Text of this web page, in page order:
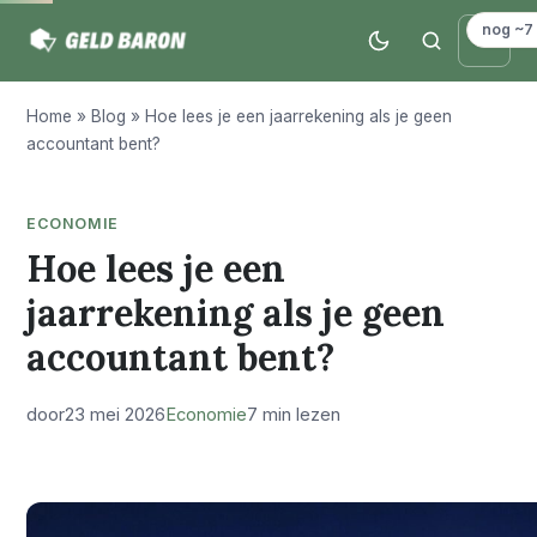
Home » Blog » Hoe lees je een jaarrekening als je geen
accountant bent?
ECONOMIE
Hoe lees je een
jaarrekening als je geen
accountant bent?
door23 mei 2026Economie7 min lezen
nog ~7